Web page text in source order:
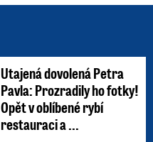
Utajená dovolená Petra
Pavla: Prozradily ho fotky!
Opět v oblíbené rybí
restauraci a ...